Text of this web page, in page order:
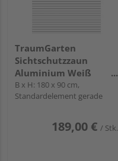
TraumGarten
Sichtschutzzaun
Aluminium Weiß
"SYSTEM RHOMBUS"
B x H: 180 x 90 cm,
Standardelement gerade
189,00 € / Stk.